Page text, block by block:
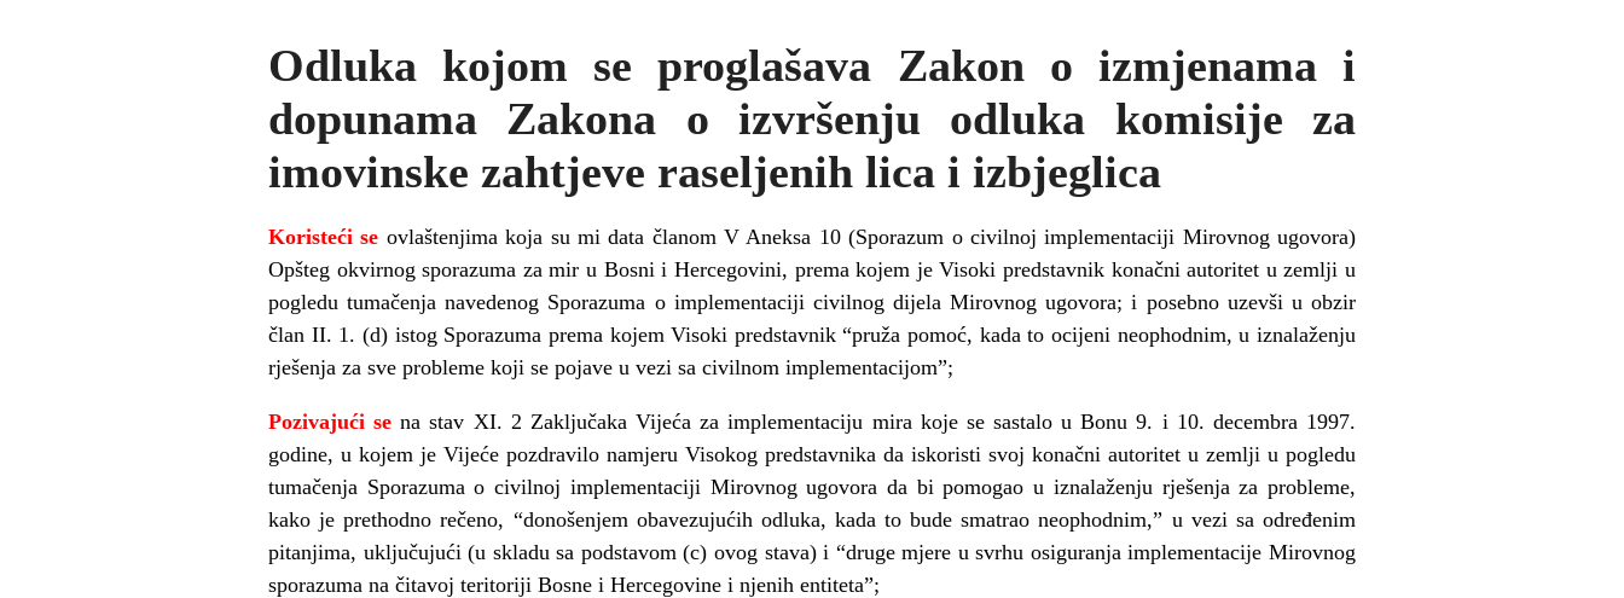
Odluka kojom se proglašava Zakon o izmjenama i
dopunama Zakona o izvršenju odluka komisije za
imovinske zahtjeve raseljenih lica i izbjeglica
Koristeći se ovlaštenjima koja su mi data članom V Aneksa 10 (Sporazum o civilnoj implementaciji Mirovnog ugovora)
Opšteg okvirnog sporazuma za mir u Bosni i Hercegovini, prema kojem je Visoki predstavnik konačni autoritet u zemlji u
pogledu tumačenja navedenog Sporazuma o implementaciji civilnog dijela Mirovnog ugovora; i posebno uzevši u obzir
član II. 1. (d) istog Sporazuma prema kojem Visoki predstavnik “pruža pomoć, kada to ocijeni neophodnim, u iznalaženju
rješenja za sve probleme koji se pojave u vezi sa civilnom implementacijom”;
Pozivajući se na stav XI. 2 Zaključaka Vijeća za implementaciju mira koje se sastalo u Bonu 9. i 10. decembra 1997.
godine, u kojem je Vijeće pozdravilo namjeru Visokog predstavnika da iskoristi svoj konačni autoritet u zemlji u pogledu
tumačenja Sporazuma o civilnoj implementaciji Mirovnog ugovora da bi pomogao u iznalaženju rješenja za probleme,
kako je prethodno rečeno, “donošenjem obavezujućih odluka, kada to bude smatrao neophodnim,” u vezi sa određenim
pitanjima, uključujući (u skladu sa podstavom (c) ovog stava) i “druge mjere u svrhu osiguranja implementacije Mirovnog
sporazuma na čitavoj teritoriji Bosne i Hercegovine i njenih entiteta”;